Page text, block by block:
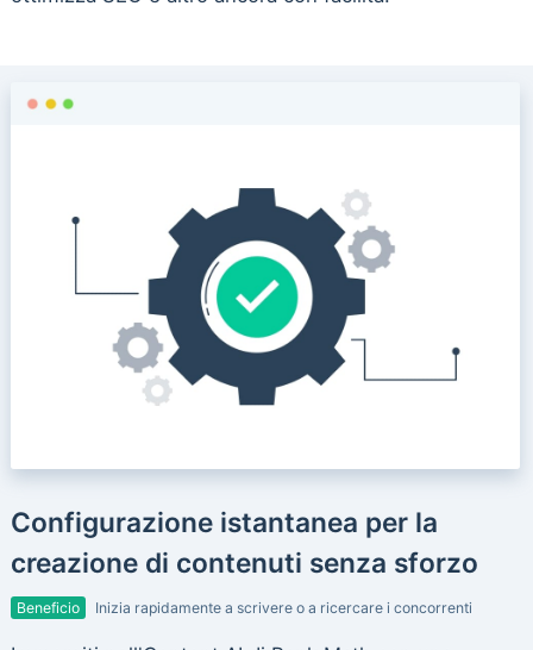
Configurazione istantanea per la
creazione di contenuti senza sforzo
Beneficio Inizia rapidamente a scrivere o a ricercare i concorrenti